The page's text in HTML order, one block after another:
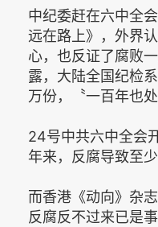
中纪委赶在六中全
远在路上》，外界
心，也反证了腐败
露，大陆全国纪检
万份，〝一百年也处
24号中共六中全会
年来，反腐导致至
而香港《动向》杂
反腐反不过来已是